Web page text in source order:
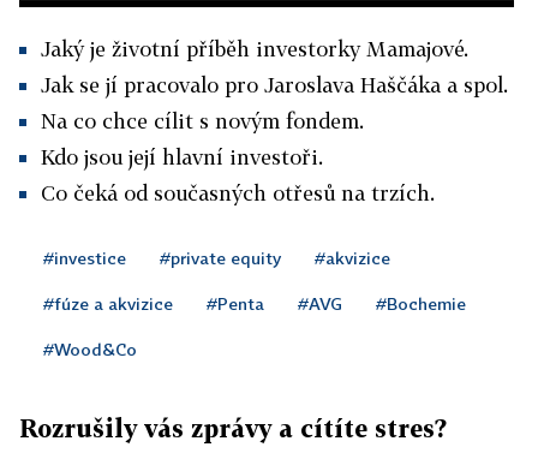
Jaký je životní příběh investorky Mamajové.
Jak se jí pracovalo pro Jaroslava Haščáka a spol.
Na co chce cílit s novým fondem.
Kdo jsou její hlavní investoři.
Co čeká od současných otřesů na trzích.
#investice #private equity #akvizice
#fúze a akvizice #Penta #AVG #Bochemie
#Wood&Co
Rozrušily vás zprávy a cítíte stres?